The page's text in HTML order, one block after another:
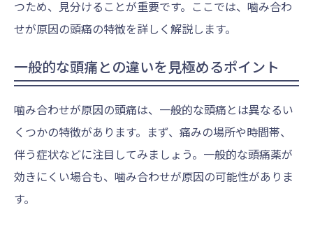
つため、見分けることが重要です。ここでは、噛み合わ
せが原因の頭痛の特徴を詳しく解説します。
一般的な頭痛との違いを見極めるポイント
噛み合わせが原因の頭痛は、一般的な頭痛とは異なるい
くつかの特徴があります。まず、痛みの場所や時間帯、
伴う症状などに注目してみましょう。一般的な頭痛薬が
効きにくい場合も、噛み合わせが原因の可能性がありま
す。